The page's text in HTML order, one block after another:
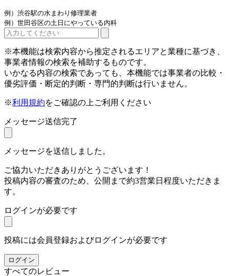
例）渋谷駅の水まわり修理業者
例）世田谷区の土日にやっている内科
※本機能は検索内容から推定されるエリアと業種に基づき、
事業者情報の検索を補助するものです。
いかなる内容の検索であっても、本機能では事業者の比較・
優劣評価・断定的判断・専門的判断は行いません。
※利用規約をご確認の上ご利用ください
メッセージ送信完了
メッセージを送信しました。
ご協力いただきありがとうございます！
投稿内容の審査のため、公開まで約3営業日程度いただきま
す。
ログインが必要です
投稿には会員登録およびログインが必要です
ログイン
すべてのレビュー